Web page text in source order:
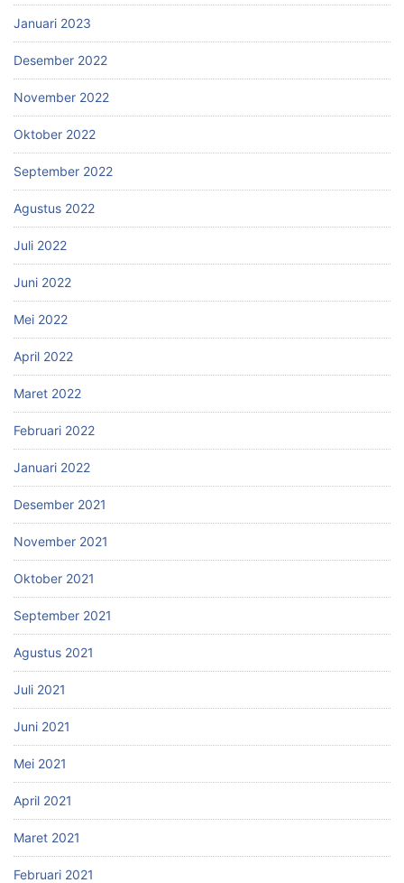
Januari 2023
Desember 2022
November 2022
Oktober 2022
September 2022
Agustus 2022
Juli 2022
Juni 2022
Mei 2022
April 2022
Maret 2022
Februari 2022
Januari 2022
Desember 2021
November 2021
Oktober 2021
September 2021
Agustus 2021
Juli 2021
Juni 2021
Mei 2021
April 2021
Maret 2021
Februari 2021